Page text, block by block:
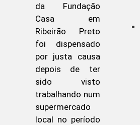
da Fundação
Casa em
Ribeirão Preto
foi dispensado
por justa causa
depois de ter
sido visto
trabalhando num
supermercado
local no período